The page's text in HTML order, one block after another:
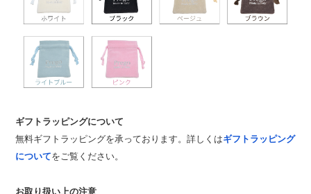
ギフトラッピングについて
無料ギフトラッピングを承っております。詳しくはギフトラッピング
についてをご覧ください。
お取り扱い上の注意